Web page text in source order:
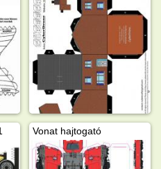
Vonat hajtogató